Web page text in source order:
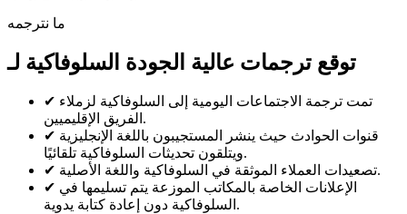
ما نترجمه
توقع ترجمات عالية الجودة السلوفاكية لـ
✔ تمت ترجمة الاجتماعات اليومية إلى السلوفاكية لزملاء
الفريق الإقليميين.
✔ قنوات الحوادث حيث ينشر المستجيبون باللغة الإنجليزية
ويتلقون تحديثات السلوفاكية تلقائيًا.
✔
تصعيدات العملاء الموثقة في السلوفاكية واللغة الأصلية.
✔ الإعلانات الخاصة بالمكاتب الموزعة يتم تسليمها في
السلوفاكية دون إعادة كتابة يدوية.